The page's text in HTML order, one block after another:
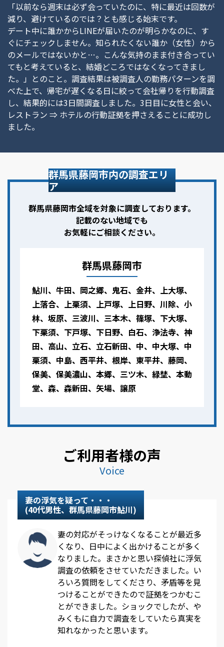
「以前なら週末は必ず会っていたのに、特に最近は回数が
減り、避けているのでは？とも感じる始末です。
デート中に誰かからLINEが届いたのが明らかなのに、す
ぐにチェックしません。知られたくない誰か（女性）から
のメールではないかと…。こんな気持のまま付き合ってい
てもと考えていると、結婚どころではなくなってきまし
た。」とのこと。調査結果は被調査人の勤務パターンを調
べた上で、帰宅が遅くなる日に絞って会社帰りを行動調査
し、結果的には3日間調査しました。3日目に女性と会い、
レストラン ⇒ ホテルの行動証拠を押さえることに成功し
ました。
群馬県藤岡市内の調査エリ
ア
群馬県藤岡市全域を対象に調査しております。
記載のない地域でも
お気軽にご相談ください。
群馬県藤岡市
鮎川、牛田、岡之郷、鬼石、金井、上大塚、
上落合、上栗須、上戸塚、上日野、川除、小
林、坂原、三波川、三本木、篠塚、下大塚、
下栗須、下戸塚、下日野、白石、浄法寺、神
田、高山、立石、立石新田、中、中大塚、中
栗須、中島、西平井、根岸、東平井、藤岡、
保美、保美濃山、本郷、三ツ木、緑埜、本動
堂、森、森新田、矢場、譲原
ご利用者様の声
Voice
妻の浮気を疑って・・・
(40代男性、群馬県藤岡市鮎川)
妻の対応がそっけなくなることが最近多
くなり、日中によく出かけることが多く
なりました。まさかと思い探偵社に浮気
調査の依頼をさせていただきました。い
ろいろ質問をしてくださり、矛盾等を見
つけることができたので証拠をつかむこ
とができました。ショックでしたが、や
みくもに自力で調査をしていたら真実を
知れなかったと思います。